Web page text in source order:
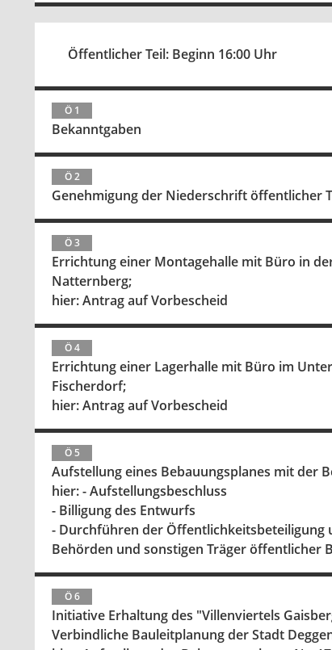
Öffentlicher Teil: Beginn 16:00 Uhr
Ö 1
Bekanntgaben
Ö 2
Genehmigung der Niederschrift öffentlicher
Ö 3
Errichtung einer Montagehalle mit Büro in
Natternberg;
hier: Antrag auf Vorbescheid
Ö 4
Errichtung einer Lagerhalle mit Büro im
Fischerdorf;
hier: Antrag auf Vorbescheid
Ö 5
Aufstellung eines Bebauungsplanes mit der
hier: - Aufstellungsbeschluss
- Billigung des Entwurfs
- Durchführen der Öffentlichkeitsbeteiligung
Behörden und sonstigen Träger öffentlicher
Ö 6
Initiative Erhaltung des "Villenviertels
Verbindliche Bauleitplanung der Stadt